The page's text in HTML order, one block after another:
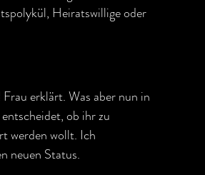
Heiratswillige oder
erklärt. Was aber nun in
ob ihr zu
werden wollt. Ich
neuen Status.